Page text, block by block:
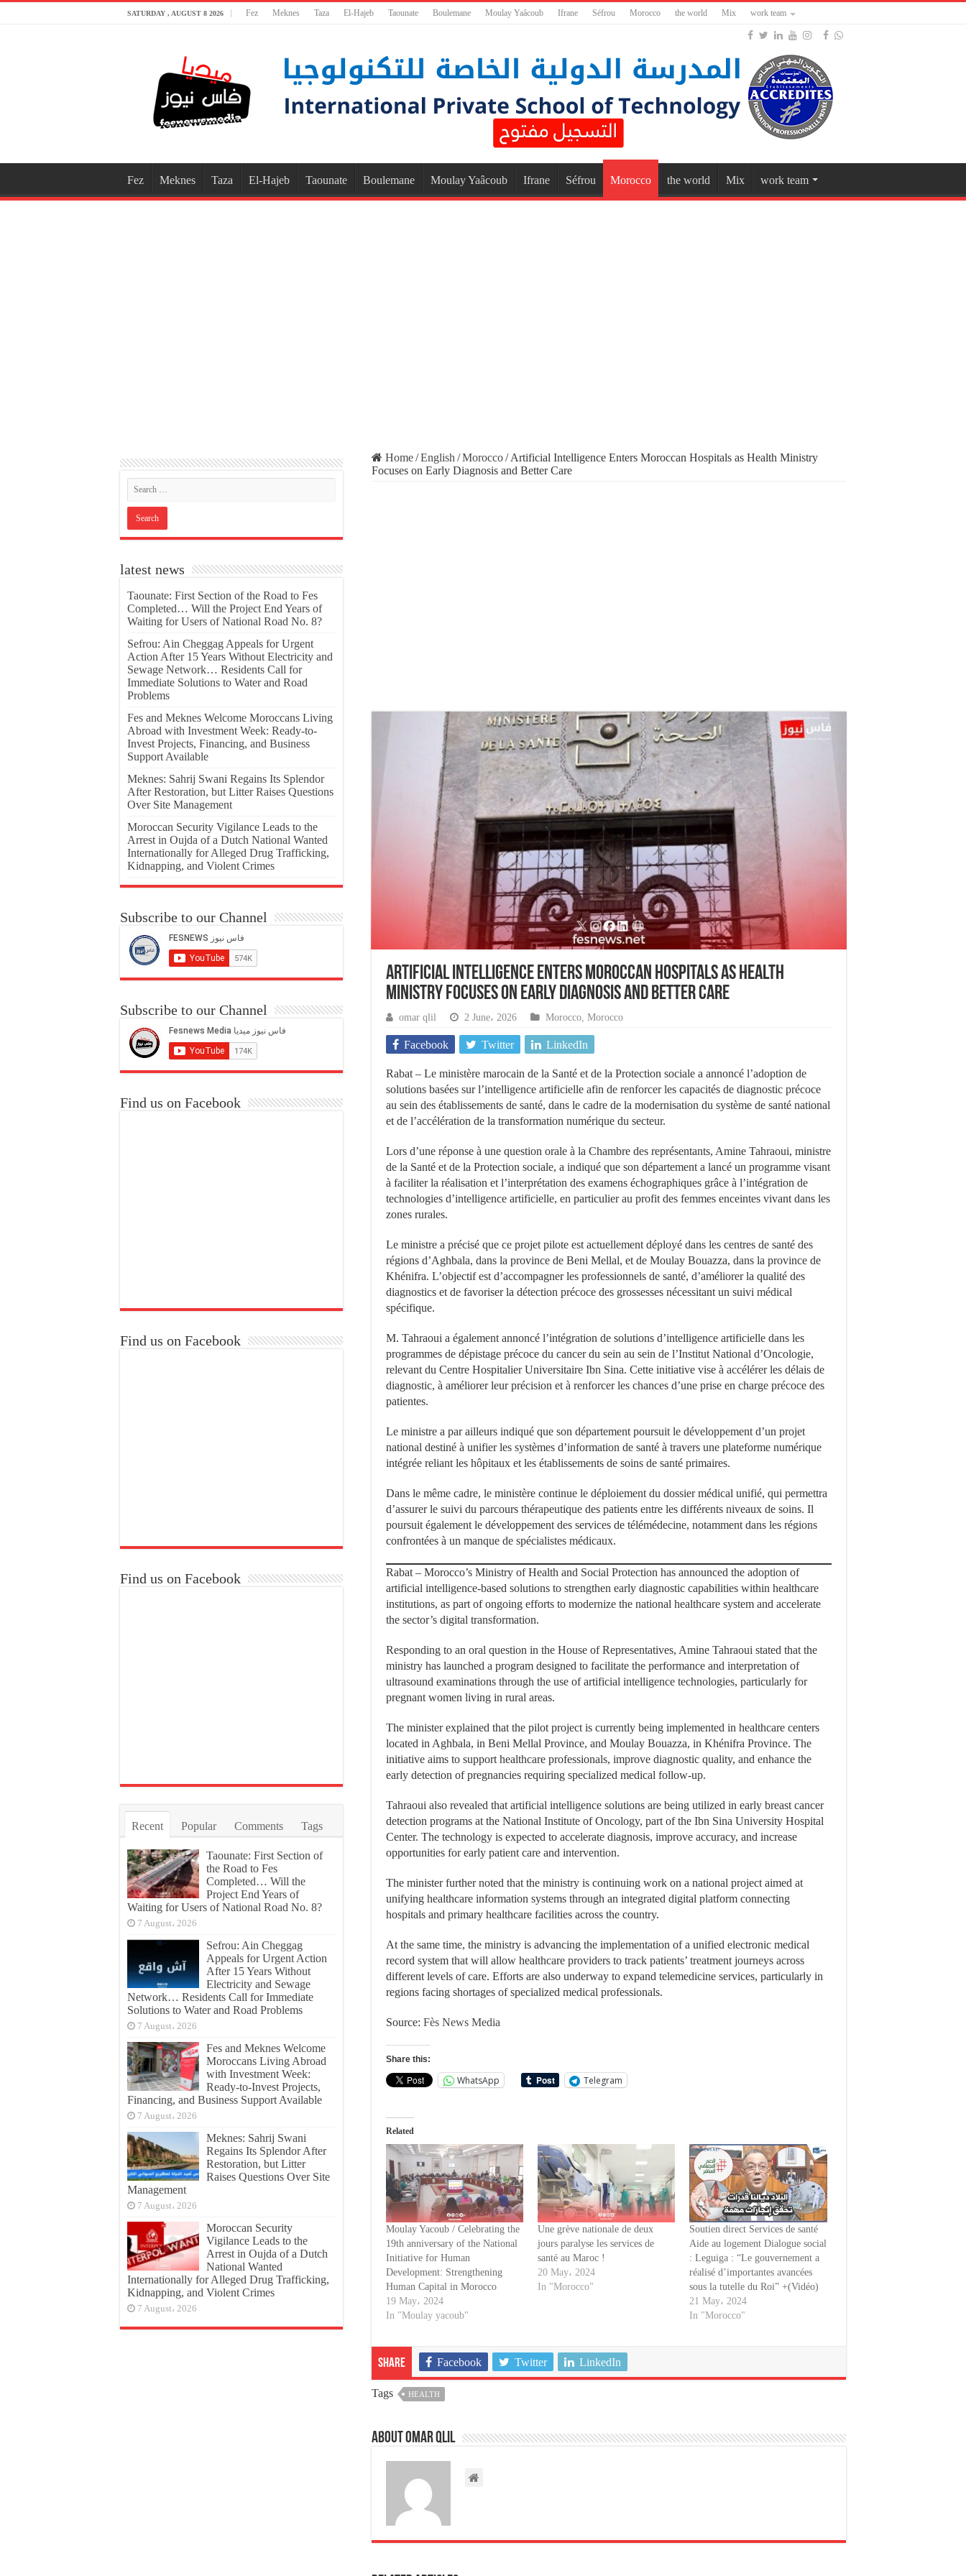
SATURDAY , AUGUST 8 2026 Fez Meknes Taza El-Hajeb Taounate Boulemane Moulay Yaâcoub Ifrane Séfrou Morocco the world Mix work team
Fez Meknes Taza El-Hajeb Taounate Boulemane Moulay Yaâcoub Ifrane Séfrou Morocco the world Mix work team
Home/English /Morocco/ Artificial Intelligence Enters Moroccan Hospitals as Health Ministry
Focuses on Early Diagnosis and Better Care
Artificial Intelligence Enters Moroccan Hospitals as Health
Ministry Focuses on Early Diagnosis and Better Care
omar qlil 2 June، 2026 Morocco, Morocco
Facebook Twitter LinkedIn
Rabat – Le ministère marocain de la Santé et de la Protection sociale a annoncé l’adoption de
solutions basées sur l’intelligence artificielle afin de renforcer les capacités de diagnostic précoce
au sein des établissements de santé, dans le cadre de la modernisation du système de santé national
et de l’accélération de la transformation numérique du secteur.
Lors d’une réponse à une question orale à la Chambre des représentants, Amine Tahraoui, ministre
de la Santé et de la Protection sociale, a indiqué que son département a lancé un programme visant
à faciliter la réalisation et l’interprétation des examens échographiques grâce à l’intégration de
technologies d’intelligence artificielle, en particulier au profit des femmes enceintes vivant dans les
zones rurales.
Le ministre a précisé que ce projet pilote est actuellement déployé dans les centres de santé des
régions d’Aghbala, dans la province de Beni Mellal, et de Moulay Bouazza, dans la province de
Khénifra. L’objectif est d’accompagner les professionnels de santé, d’améliorer la qualité des
diagnostics et de favoriser la détection précoce des grossesses nécessitant un suivi médical
spécifique.
M. Tahraoui a également annoncé l’intégration de solutions d’intelligence artificielle dans les
programmes de dépistage précoce du cancer du sein au sein de l’Institut National d’Oncologie,
relevant du Centre Hospitalier Universitaire Ibn Sina. Cette initiative vise à accélérer les délais de
diagnostic, à améliorer leur précision et à renforcer les chances d’une prise en charge précoce des
patientes.
Le ministre a par ailleurs indiqué que son département poursuit le développement d’un projet
national destiné à unifier les systèmes d’information de santé à travers une plateforme numérique
intégrée reliant les hôpitaux et les établissements de soins de santé primaires.
Dans le même cadre, le ministère continue le déploiement du dossier médical unifié, qui permettra
d’assurer le suivi du parcours thérapeutique des patients entre les différents niveaux de soins. Il
poursuit également le développement des services de télémédecine, notamment dans les régions
confrontées à un manque de spécialistes médicaux.
Rabat – Morocco’s Ministry of Health and Social Protection has announced the adoption of
artificial intelligence-based solutions to strengthen early diagnostic capabilities within healthcare
institutions, as part of ongoing efforts to modernize the national healthcare system and accelerate
the sector’s digital transformation.
Responding to an oral question in the House of Representatives, Amine Tahraoui stated that the
ministry has launched a program designed to facilitate the performance and interpretation of
ultrasound examinations through the use of artificial intelligence technologies, particularly for
pregnant women living in rural areas.
The minister explained that the pilot project is currently being implemented in healthcare centers
located in Aghbala, in Beni Mellal Province, and Moulay Bouazza, in Khénifra Province. The
initiative aims to support healthcare professionals, improve diagnostic quality, and enhance the
early detection of pregnancies requiring specialized medical follow-up.
Tahraoui also revealed that artificial intelligence solutions are being utilized in early breast cancer
detection programs at the National Institute of Oncology, part of the Ibn Sina University Hospital
Center. The technology is expected to accelerate diagnosis, improve accuracy, and increase
opportunities for early patient care and intervention.
The minister further noted that the ministry is continuing work on a national project aimed at
unifying healthcare information systems through an integrated digital platform connecting
hospitals and primary healthcare facilities across the country.
At the same time, the ministry is advancing the implementation of a unified electronic medical
record system that will allow healthcare providers to track patients’ treatment journeys across
different levels of care. Efforts are also underway to expand telemedicine services, particularly in
regions facing shortages of specialized medical professionals.
Source: Fès News Media
Share this:
WhatsApp Telegram
Related
Moulay Yacoub / Celebrating the
19th anniversary of the National
Initiative for Human
Development: Strengthening
Human Capital in Morocco
19 May، 2024
In "Moulay yacoub"
Une grève nationale de deux
jours paralyse les services de
santé au Maroc !
20 May، 2024
In "Morocco"
Soutien direct Services de santé
Aide au logement Dialogue social
: Leguiga : “Le gouvernement a
réalisé d’importantes avancées
sous la tutelle du Roi” +(Vidéo)
21 May، 2024
In "Morocco"
Share Facebook Twitter LinkedIn
Tags HEALTH
About omar qlil
latest news
Taounate: First Section of the Road to Fes
Completed… Will the Project End Years of
Waiting for Users of National Road No. 8?
Sefrou: Ain Cheggag Appeals for Urgent
Action After 15 Years Without Electricity and
Sewage Network… Residents Call for
Immediate Solutions to Water and Road
Problems
Fes and Meknes Welcome Moroccans Living
Abroad with Investment Week: Ready-to-
Invest Projects, Financing, and Business
Support Available
Meknes: Sahrij Swani Regains Its Splendor
After Restoration, but Litter Raises Questions
Over Site Management
Moroccan Security Vigilance Leads to the
Arrest in Oujda of a Dutch National Wanted
Internationally for Alleged Drug Trafficking,
Kidnapping, and Violent Crimes
Subscribe to our Channel
Subscribe to our Channel
Find us on Facebook
Find us on Facebook
Find us on Facebook
Recent Popular Comments Tags
Taounate: First Section of
the Road to Fes
Completed… Will the
Project End Years of
Waiting for Users of National Road No. 8?
7 August، 2026
Sefrou: Ain Cheggag
Appeals for Urgent Action
After 15 Years Without
Electricity and Sewage
Network… Residents Call for Immediate
Solutions to Water and Road Problems
7 August، 2026
Fes and Meknes Welcome
Moroccans Living Abroad
with Investment Week:
Ready-to-Invest Projects,
Financing, and Business Support Available
7 August، 2026
Meknes: Sahrij Swani
Regains Its Splendor After
Restoration, but Litter
Raises Questions Over Site
Management
7 August، 2026
Moroccan Security
Vigilance Leads to the
Arrest in Oujda of a Dutch
National Wanted
Internationally for Alleged Drug Trafficking,
Kidnapping, and Violent Crimes
7 August، 2026